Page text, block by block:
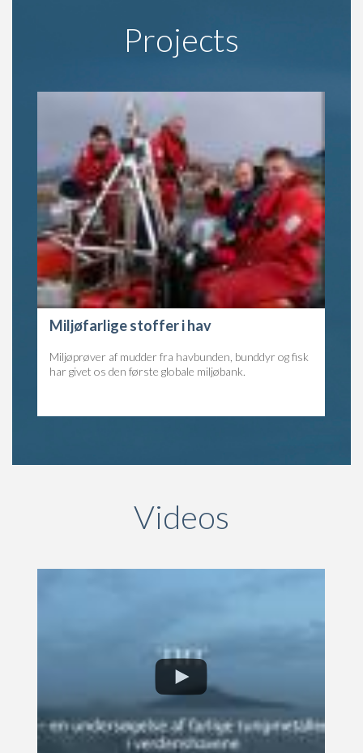
Projects
Miljøfarlige stoffer i hav
Miljøprøver af mudder fra havbunden, bunddyr og fisk
har givet os den første globale miljøbank.
Videos